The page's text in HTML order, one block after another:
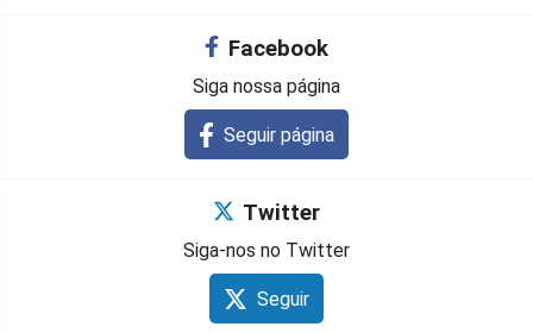
Facebook
Siga nossa página
Seguir página
Twitter
Siga-nos no Twitter
Seguir